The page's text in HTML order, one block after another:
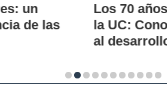
Carrera de Química de
historia, hitos y aporte
del país